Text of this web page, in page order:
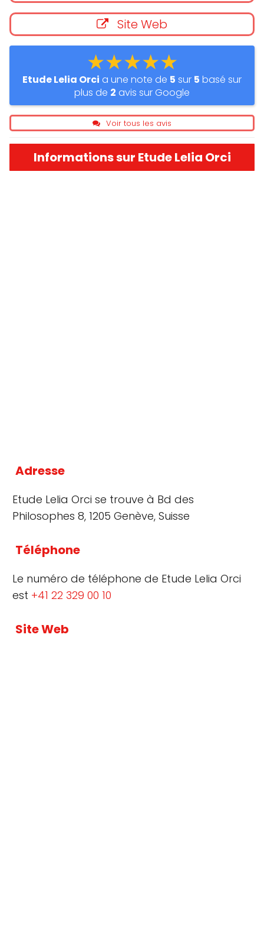
Site Web
★★★★★
Etude Lelia Orci a une note de 5 sur 5 basé sur
plus de 2 avis sur Google
Voir tous les avis
Informations sur Etude Lelia Orci
Adresse
Etude Lelia Orci se trouve à Bd des
Philosophes 8, 1205 Genève, Suisse
Téléphone
Le numéro de téléphone de Etude Lelia Orci
est +41 22 329 00 10
Site Web